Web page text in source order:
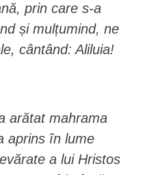
prin care s-a
și mulțumind, ne
cântând: Aliluia!
arătat mahrama
aprins în lume
a lui Hristos